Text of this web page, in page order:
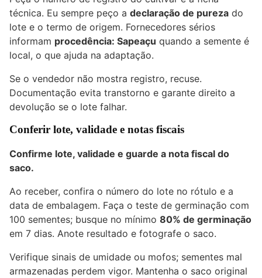
técnica. Eu sempre peço a declaração de pureza do
lote e o termo de origem. Fornecedores sérios
informam procedência: Sapeaçu quando a semente é
local, o que ajuda na adaptação.
Se o vendedor não mostra registro, recuse.
Documentação evita transtorno e garante direito a
devolução se o lote falhar.
Conferir lote, validade e notas fiscais
Confirme lote, validade e guarde a nota fiscal do
saco.
Ao receber, confira o número do lote no rótulo e a
data de embalagem. Faça o teste de germinação com
100 sementes; busque no mínimo 80% de germinação
em 7 dias. Anote resultado e fotografe o saco.
Verifique sinais de umidade ou mofos; sementes mal
armazenadas perdem vigor. Mantenha o saco original